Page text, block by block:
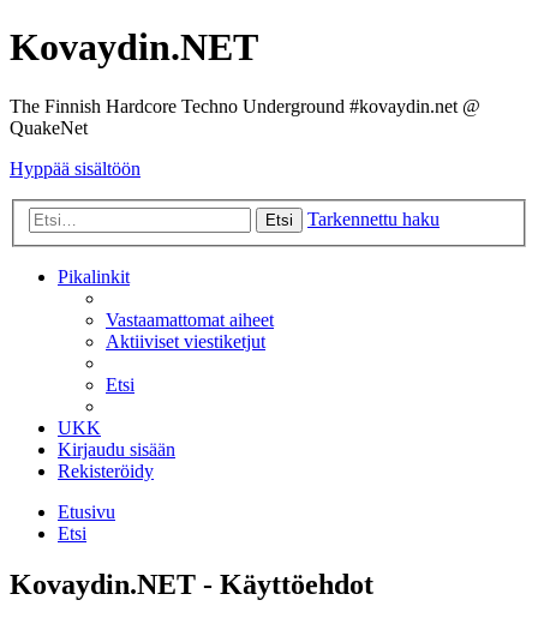
Kovaydin.NET
The Finnish Hardcore Techno Underground #kovaydin.net @
QuakeNet
Hyppää sisältöön
Etsi Tarkennettu haku
Pikalinkit
Vastaamattomat aiheet
Aktiiviset viestiketjut
Etsi
UKK
Kirjaudu sisään
Rekisteröidy
Etusivu
Etsi
Kovaydin.NET - Käyttöehdot